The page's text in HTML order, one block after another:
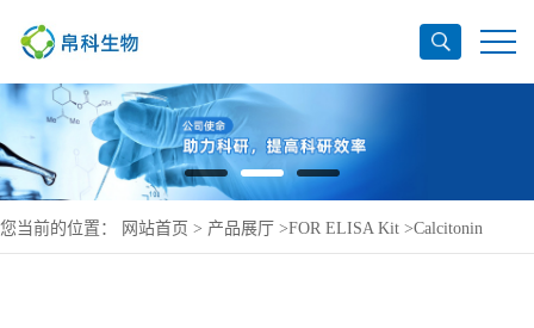
您当前的位置： 网站首页 > 产品展厅 >FOR ELISA Kit >Calcitonin